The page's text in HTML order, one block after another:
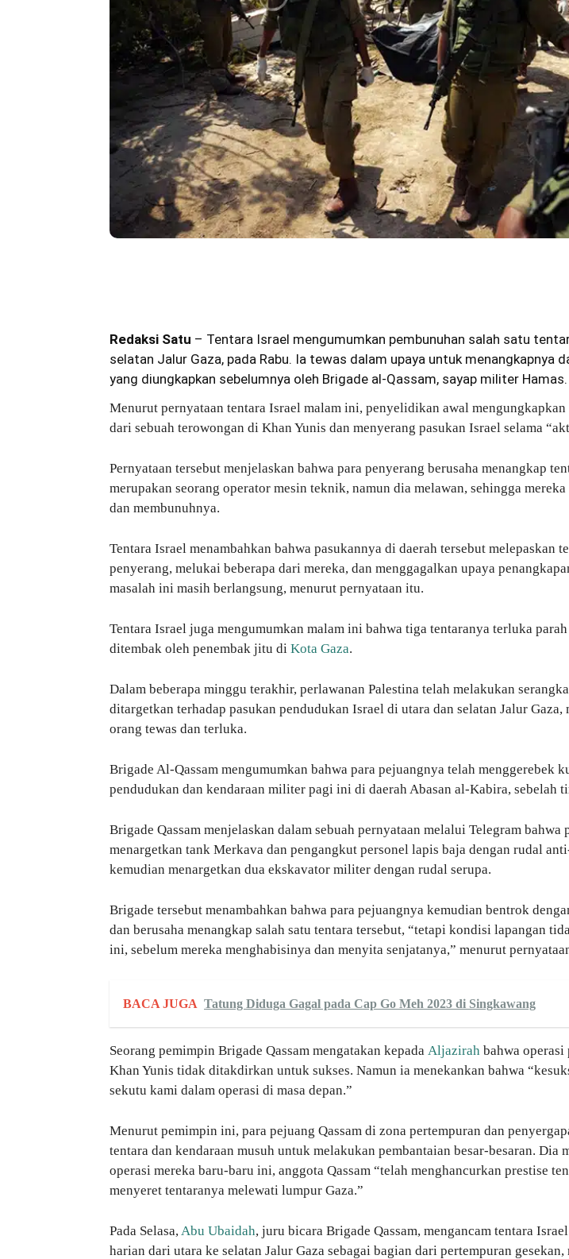
Redaksi Satu – Tentara Israel mengumumkan pembunuhan salah satu
selatan Jalur Gaza, pada Rabu. Ia tewas dalam upaya untuk menangkapnya
yang diungkapkan sebelumnya oleh Brigade al-Qassam, sayap militer Hamas.
Menurut pernyataan tentara Israel malam ini, penyelidikan awal
dari sebuah terowongan di Khan Yunis dan menyerang pasukan Israel selama
Pernyataan tersebut menjelaskan bahwa para penyerang berusaha menangkap
merupakan seorang operator mesin teknik, namun dia melawan, sehingga
dan membunuhnya.
Tentara Israel menambahkan bahwa pasukannya di daerah tersebut melepaskan
penyerang, melukai beberapa dari mereka, dan menggagalkan upaya
masalah ini masih berlangsung, menurut pernyataan itu.
Tentara Israel juga mengumumkan malam ini bahwa tiga tentaranya terluka parah
ditembak oleh penembak jitu di Kota Gaza.
Dalam beberapa minggu terakhir, perlawanan Palestina telah melakukan
ditargetkan terhadap pasukan pendudukan Israel di utara dan selatan Jalur Gaza,
orang tewas dan terluka.
Brigade Al-Qassam mengumumkan bahwa para pejuangnya telah menggerebek
pendudukan dan kendaraan militer pagi ini di daerah Abasan al-Kabira, sebelah
Brigade Qassam menjelaskan dalam sebuah pernyataan melalui Telegram bahwa
menargetkan tank Merkava dan pengangkut personel lapis baja dengan rudal
kemudian menargetkan dua ekskavator militer dengan rudal serupa.
Brigade tersebut menambahkan bahwa para pejuangnya kemudian bentrok
dan berusaha menangkap salah satu tentara tersebut, “tetapi kondisi lapangan
ini, sebelum mereka menghabisinya dan menyita senjatanya,” menurut
BACA JUGA Tatung Diduga Gagal pada Cap Go Meh 2023 di Singkawang
Seorang pemimpin Brigade Qassam mengatakan kepada Aljazirah bahwa
Khan Yunis tidak ditakdirkan untuk sukses. Namun ia menekankan bahwa
sekutu kami dalam operasi di masa depan.”
Menurut pemimpin ini, para pejuang Qassam di zona pertempuran dan
tentara dan kendaraan musuh untuk melakukan pembantaian besar-besaran. Dia
operasi mereka baru-baru ini, anggota Qassam “telah menghancurkan prestise
menyeret tentaranya melewati lumpur Gaza.”
Pada Selasa, Abu Ubaidah, juru bicara Brigade Qassam, mengancam tentara
harian dari utara ke selatan Jalur Gaza sebagai bagian dari pertempuran